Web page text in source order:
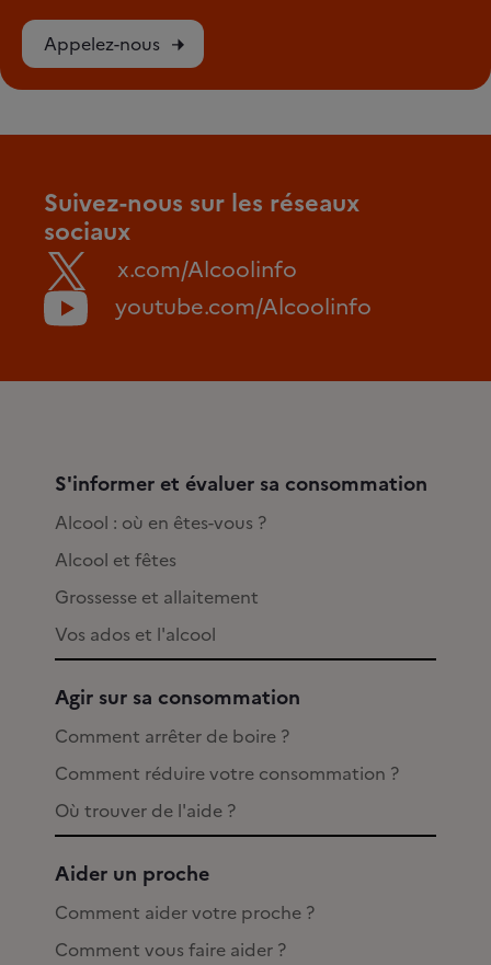
Appelez-nous
Suivez-nous sur les réseaux
sociaux
x.com/Alcoolinfo
youtube.com/Alcoolinfo
S'informer et évaluer sa consommation
Alcool : où en êtes-vous ?
Alcool et fêtes
Grossesse et allaitement
Vos ados et l'alcool
Agir sur sa consommation
Comment arrêter de boire ?
Comment réduire votre consommation ?
Où trouver de l'aide ?
Aider un proche
Comment aider votre proche ?
Comment vous faire aider ?